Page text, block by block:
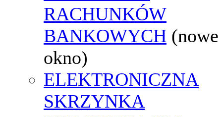
RACHUNKÓW
BANKOWYCH (nowe
okno)
ELEKTRONICZNA
SKRZYNKA